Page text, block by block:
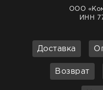
ООО
ИНН
Доставка
Возврат